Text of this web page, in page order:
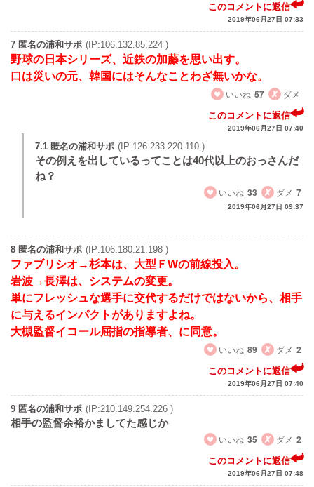
このコメントに返信
2019年06月27日 07:33
7 匿名の浦和サポ (IP:106.132.85.224 )
野球の日本シリーズ、近鉄の加藤を思い出す。
口は災いの元、韓国にはそんなことわざ無いかな。
いいね 57 ダメ
このコメントに返信
2019年06月27日 07:40
7.1 匿名の浦和サポ (IP:126.233.220.110 )
その例えを出しているってことは40代以上のおっさんだ
ね？
いいね 33 ダメ 7
2019年06月27日 09:37
8 匿名の浦和サポ (IP:106.180.21.198 )
ファブリシオ→杉本は、大型ＦWの前線投入。
岩波→長澤は、システムの変更。
単にフレッシュな選手に交代するだけではないから、相手
に与えるインパクトがありますよね。
大槻監督イコール屈指の指導者、に同意。
いいね 89 ダメ 2
このコメントに返信
2019年06月27日 07:40
9 匿名の浦和サポ (IP:210.149.254.226 )
相手の監督余裕かましてた感じか
いいね 35 ダメ 2
このコメントに返信
2019年06月27日 07:48